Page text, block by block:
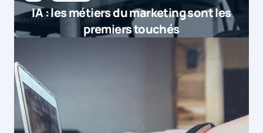
IA : les métiers du marketing sont les
premiers touchés